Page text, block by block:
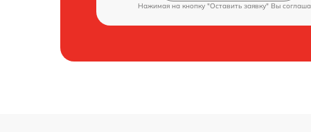
Нажимая на кнопку "Оставить заявку" Вы